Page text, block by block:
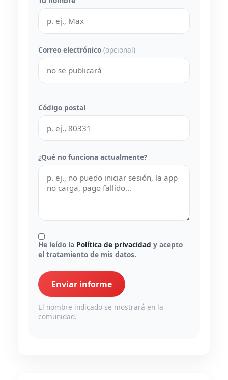
Correo electrónico (opcional)
Código postal
¿Qué no funciona actualmente?
He leído la Política de privacidad y acepto
el tratamiento de mis datos.
Enviar informe
El nombre indicado se mostrará en la
comunidad.